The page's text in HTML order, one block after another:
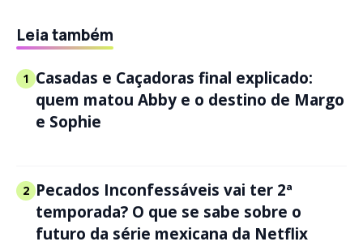
Leia também
1 Casadas e Caçadoras final explicado:
quem matou Abby e o destino de Margo
e Sophie
2 Pecados Inconfessáveis vai ter 2ª
temporada? O que se sabe sobre o
futuro da série mexicana da Netflix